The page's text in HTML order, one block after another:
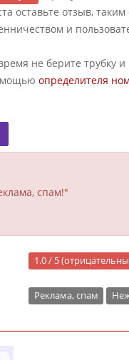
оставьте отзыв,
и
не берите трубку
определителя
спам!"
1.0 / 5
Реклама, спам